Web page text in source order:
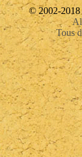
© 2002-2018
Tous